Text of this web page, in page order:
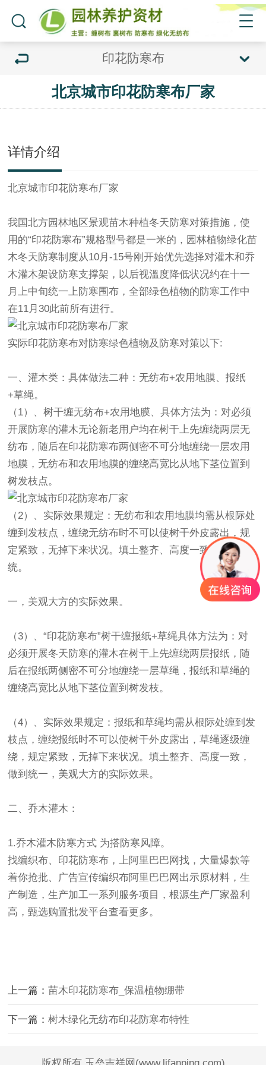
印花防寒布
北京城市印花防寒布厂家
详情介绍
北京城市印花防寒布厂家
我国北方园林地区景观苗木种植冬天防寒对策措施，使
用的“印花防寒布”规格型号都是一米的，园林植物绿化苗
木冬天防寒制度从10月-15号刚开始优先选择对灌木和乔
木灌木架设防寒支撑架，以后视溫度降低状况约在十一
月上中旬统一上防寒围布，全部绿色植物的防寒工作中
在11月30此前所有进行。
实际印花防寒布对防寒绿色植物及防寒对策以下:
一、灌木类：具体做法二种：无纺布+农用地膜、报纸
+草绳。
（1）、树干缠无纺布+农用地膜、具体方法为：对必须
开展防寒的灌木无论新老用户均在树干上先缠绕两层无
纺布，随后在印花防寒布两侧密不可分地缠绕一层农用
地膜，无纺布和农用地膜的缠绕高宽比从地下茎位置到
树发枝点。
（2）、实际效果规定：无纺布和农用地膜均需从根际处
缠到发枝点，缠绕无纺布时不可以使树干外皮露出，规
定紧致，无掉下来状况。填土整齐、高度一致，做到
统。
一，美观大方的实际效果。
（3）、“印花防寒布”树干缠报纸+草绳具体方法为：对
必须开展冬天防寒的灌木在树干上先缠绕两层报纸，随
后在报纸两侧密不可分地缠绕一层草绳，报纸和草绳的
缠绕高宽比从地下茎位置到树发枝。
（4）、实际效果规定：报纸和草绳均需从根际处缠到发
枝点，缠绕报纸时不可以使树干外皮露出，草绳逐级缠
绕，规定紧致，无掉下来状况。填土整齐、高度一致，
做到统一，美观大方的实际效果。
二、乔木灌木：
1.乔木灌木防寒方式 为搭防寒风障。
找编织布、印花防寒布 ，上阿里巴巴网找，大量爆款等
着你抢批、 广告宣传编织布阿里巴巴网出示原材料，生
产制造，生产加工一系列服务项目，根源生产厂家盈利
高，甄选购置批发平台查看更多。
上一篇：苗木印花防寒布_保温植物绷带
下一篇：树木绿化无纺布印花防寒布特性